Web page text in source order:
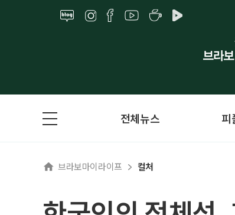
전체뉴스 피
브라보마이라이프 컬처